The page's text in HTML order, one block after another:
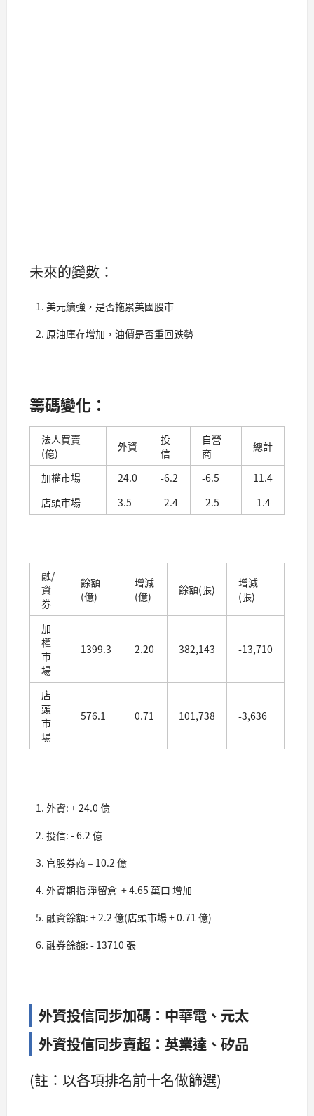
未來的變數：
美元續強，是否拖累美國股市
原油庫存增加，油價是否重回跌勢
籌碼變化：
法人買賣
(億)
外資
投
信
自營
商
總計
加權市場 24.0 -6.2 -6.5
11.4
店頭市場
3.5 -2.4 -2.5 -1.4
融/
資
券
餘額
(億)
增減
(億)
餘額(張)
增減
(張)
加
權
市
場
1399.3 2.20 382,143 -13,710
店
頭
市
場
576.1 0.71 101,738 -3,636
外資: + 24.0 億
投信: - 6.2 億
官股券商 – 10.2 億
外資期指 淨留倉 + 4.65 萬口 增加
融資餘額: + 2.2 億(店頭市場 + 0.71 億)
融券餘額: - 13710 張
外資投信同步加碼：中華電、元太
外資投信同步賣超：英業達、矽品
(註：以各項排名前十名做篩選)